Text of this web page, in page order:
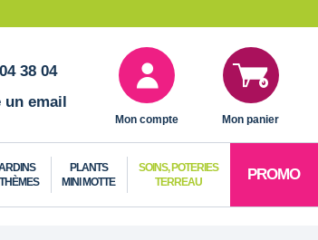
38 04
un email
Mon compte Mon panier
PLANTS
MINI MOTTE
SOINS, POTERIES
TERREAU
PROMO